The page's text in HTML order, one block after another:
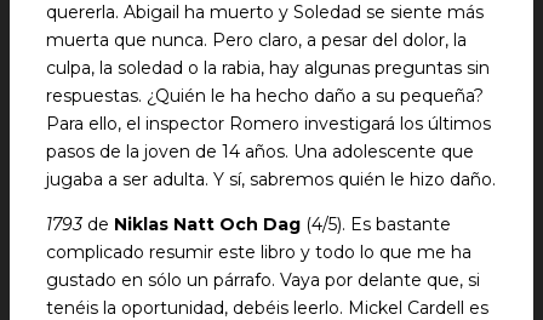
quererla. Abigail ha muerto y Soledad se siente más
muerta que nunca. Pero claro, a pesar del dolor, la
culpa, la soledad o la rabia, hay algunas preguntas sin
respuestas. ¿Quién le ha hecho daño a su pequeña?
Para ello, el inspector Romero investigará los últimos
pasos de la joven de 14 años. Una adolescente que
jugaba a ser adulta. Y sí, sabremos quién le hizo daño.
1793 de Niklas Natt Och Dag (4/5). Es bastante
complicado resumir este libro y todo lo que me ha
gustado en sólo un párrafo. Vaya por delante que, si
tenéis la oportunidad, debéis leerlo. Mickel Cardell es